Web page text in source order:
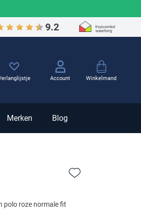
9.2
Winkelmand
Merken Blog
Account
polo roze normale fit
Zet bij favorieten